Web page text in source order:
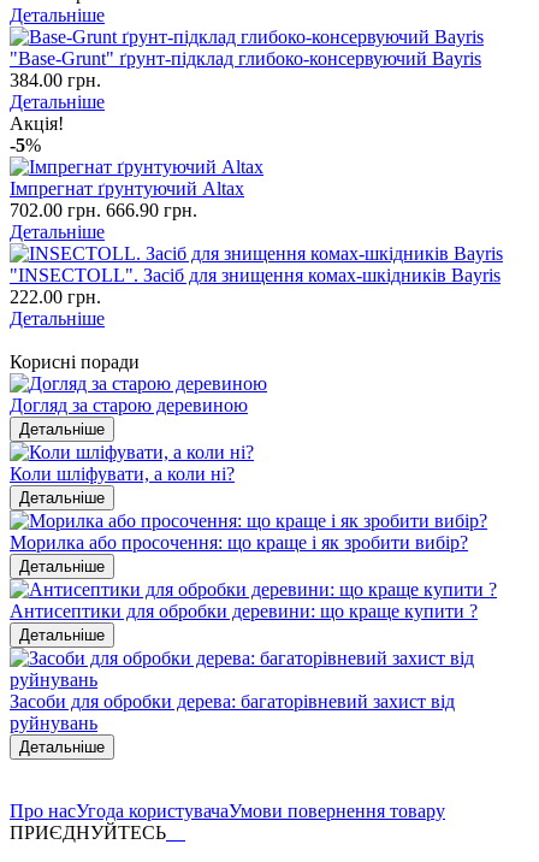
Детальніше
"Base-Grunt" ґрунт-підклад глибоко-консервуючий Bayris
384.00 грн.
Детальніше
Акція!
-5%
Імпрегнат ґрунтуючий Altax
702.00 грн. 666.90 грн.
Детальніше
"INSECTOLL". Засіб для знищення комах-шкідників Bayris
222.00 грн.
Детальніше
Корисні поради
Догляд за старою деревиною
Детальніше
Коли шліфувати, а коли ні?
Детальніше
Морилка або просочення: що краще і як зробити вибір?
Детальніше
Антисептики для обробки деревини: що краще купити ?
Детальніше
Засоби для обробки дерева: багаторівневий захист від
руйнувань
Детальніше
Про насУгода користувачаУмови повернення товару
ПРИЄДНУЙТЕСЬ